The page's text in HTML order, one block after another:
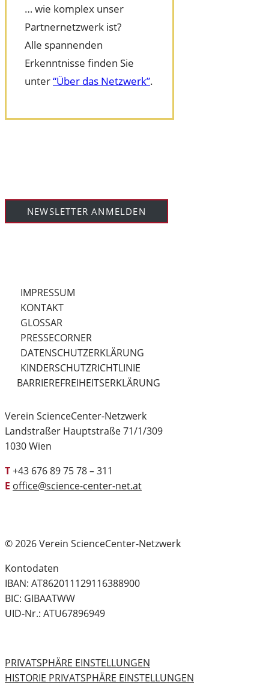
… wie komplex unser
Partnernetzwerk ist?
Alle spannenden
Erkenntnisse finden Sie
unter“Über das Netzwerk”.
NEWSLETTER ANMELDEN
IMPRESSUM
KONTAKT
GLOSSAR
PRESSECORNER
DATENSCHUTZERKLÄRUNG
KINDERSCHUTZRICHTLINIE
BARRIEREFREIHEITSERKLÄRUNG
Verein ScienceCenter-Netzwerk
Landstraßer Hauptstraße 71/1/309
1030 Wien
T+43 676 89 75 78 – 311
E office@science-center-net.at
© 2026 Verein ScienceCenter-Netzwerk
Kontodaten
IBAN: AT862011129116388900
BIC: GIBAATWW
UID-Nr.: ATU67896949
PRIVATSPHÄRE EINSTELLUNGEN
HISTORIE PRIVATSPHÄRE EINSTELLUNGEN